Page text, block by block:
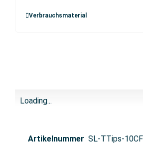
Verbrauchsmaterial
Loading...
Artikelnummer SL-TTips-